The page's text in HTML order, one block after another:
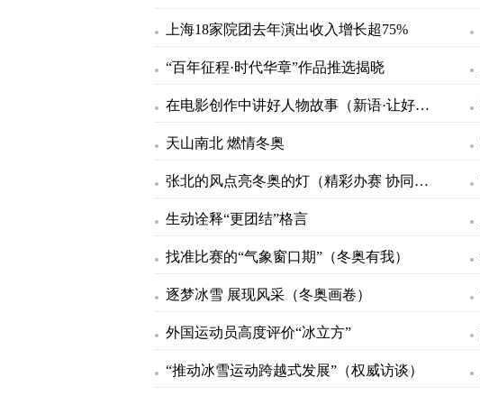
上海18家院团去年演出收入增长超75%
“百年征程·时代华章”作品推选揭晓
在电影创作中讲好人物故事（新语·让好声音成为最强音）
天山南北 燃情冬奥
张北的风点亮冬奥的灯（精彩办赛 协同发展）
生动诠释“更团结”格言
找准比赛的“气象窗口期”（冬奥有我）
逐梦冰雪 展现风采（冬奥画卷）
外国运动员高度评价“冰立方”
“推动冰雪运动跨越式发展”（权威访谈）